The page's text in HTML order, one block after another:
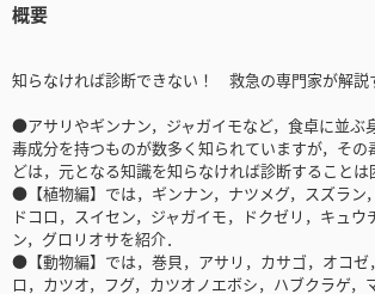
概要
知らなければ診断できない！ 救急の専門家が解説
●アサリやギンナン，ジャガイモなど，食卓に並ぶ
毒成分を持つものが数多く知られていますが，その
どは，元となる知識を知らなければ診断することは
●【植物編】では，ギンナン，ナツメグ，スズラン
ドコロ，スイセン，ジャガイモ，ドクゼリ，キュ
ン，グロリオサを紹介．
●【動物編】では，巻貝，アサリ，カサゴ，オコゼ
ロ，カツオ，フグ，カツオノエボシ，ハブクラゲ，